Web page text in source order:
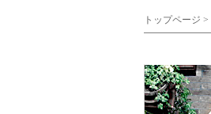
トップページ >